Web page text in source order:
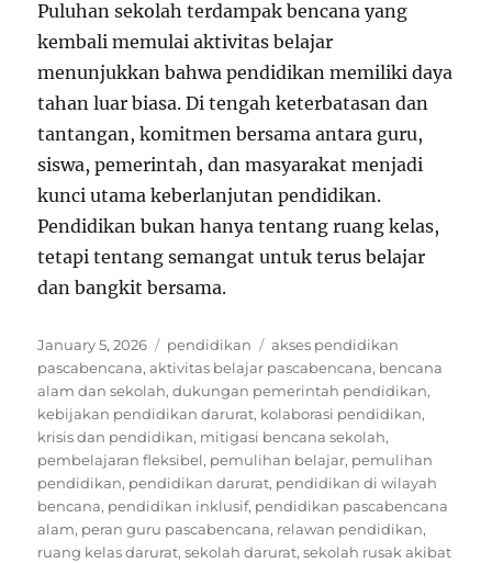
Puluhan sekolah terdampak bencana yang
kembali memulai aktivitas belajar
menunjukkan bahwa pendidikan memiliki daya
tahan luar biasa. Di tengah keterbatasan dan
tantangan, komitmen bersama antara guru,
siswa, pemerintah, dan masyarakat menjadi
kunci utama keberlanjutan pendidikan.
Pendidikan bukan hanya tentang ruang kelas,
tetapi tentang semangat untuk terus belajar
dan bangkit bersama.
Posted
on
January 5, 2026 Categories
pendidikan Tags
akses pendidikan
pascabencana,aktivitas belajar pascabencana, bencana
alam dan sekolah,dukungan pemerintah pendidikan,
kebijakan pendidikan darurat, kolaborasi pendidikan,
krisis dan pendidikan, mitigasi bencana sekolah,
pembelajaran fleksibel, pemulihan belajar, pemulihan
pendidikan, pendidikan darurat, pendidikan di wilayah
bencana, pendidikan inklusif, pendidikan pascabencana
alam, peran guru pascabencana, relawan pendidikan,
ruang kelas darurat,sekolah darurat,sekolah rusak akibat